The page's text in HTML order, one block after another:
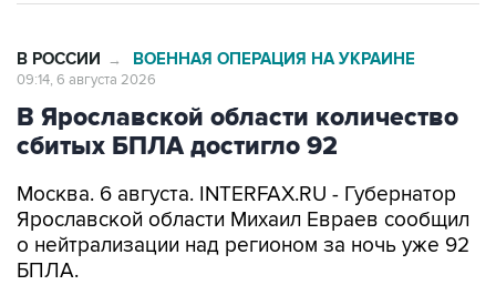
В РОССИИ → ВОЕННАЯ ОПЕРАЦИЯ НА УКРАИНЕ
09:14, 6 августа 2026
В Ярославской области количество
сбитых БПЛА достигло 92
Москва. 6 августа. INTERFAX.RU - Губернатор
Ярославской области Михаил Евраев сообщил
о нейтрализации над регионом за ночь уже 92
БПЛА.